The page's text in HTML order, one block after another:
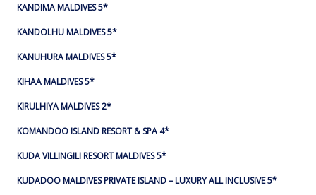
KANDIMA MALDIVES 5*
KANDOLHU MALDIVES 5*
KANUHURA MALDIVES 5*
KIHAA MALDIVES 5*
KIRULHIYA MALDIVES 2*
KOMANDOO ISLAND RESORT & SPA 4*
KUDA VILLINGILI RESORT MALDIVES 5*
KUDADOO MALDIVES PRIVATE ISLAND – LUXURY ALL INCLUSIVE 5*